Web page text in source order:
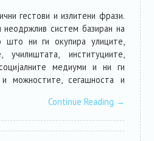
гестови и излитени фрази.
систем базиран на
што ни ги окупира улиците,
училиштата, институциите,
медиуми и ни ги
и можностите, сегашноста и
Continue Reading →